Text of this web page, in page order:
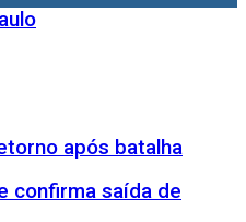
após batalha
confirma saída de